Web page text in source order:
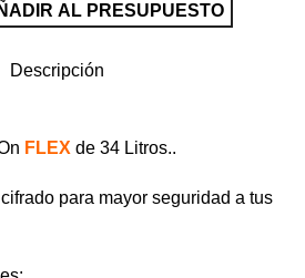
AL PRESUPUESTO
Descripción
FLEX de 34 Litros..
para mayor seguridad a tus